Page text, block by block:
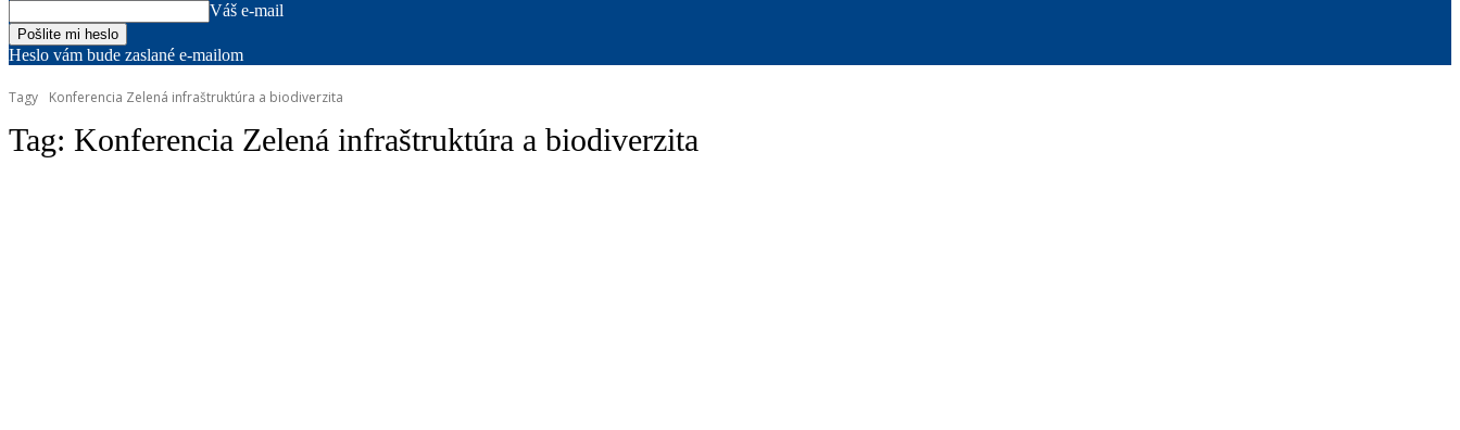
Váš e-mail
Heslo vám bude zaslané e-mailom
Tagy Konferencia Zelená infraštruktúra a biodiverzita
Tag: Konferencia Zelená infraštruktúra a biodiverzita